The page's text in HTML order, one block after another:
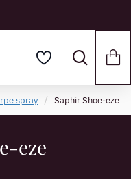
spray Saphir Shoe-eze
eze